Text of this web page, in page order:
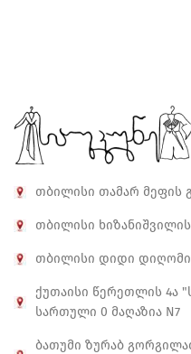
თბილისი თამარ მეფის
თბილისი ხიზანიშვილის
თბილისი დიდი
ქუთაისი წერეთლის 4ა
სართული 0 მაღაზია N7
ბათუმი ზურაბ